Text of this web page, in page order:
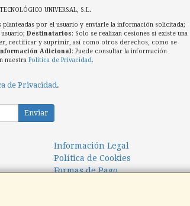
UNIVERSAL, S.L.
planteadas por el usuario y enviarle la información solicitada;
Destinatarios: Solo se realizan cesiones si existe una
rectificar y suprimir, así como otros derechos, como se
Adicional: Puede consultar la información
nuestra Política de Privacidad.
de Privacidad.
Enviar
Información Legal
Política de Cookies
Formas de Pago